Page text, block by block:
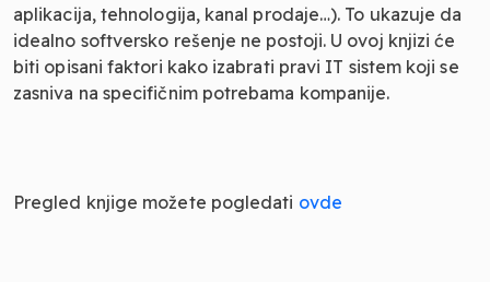
aplikacija, tehnologija, kanal prodaje…). To ukazuje da
idealno softversko rešenje ne postoji. U ovoj knjizi će
biti opisani faktori kako izabrati pravi IT sistem koji se
zasniva na specifičnim potrebama kompanije.
Pregled knjige možete pogledati ovde